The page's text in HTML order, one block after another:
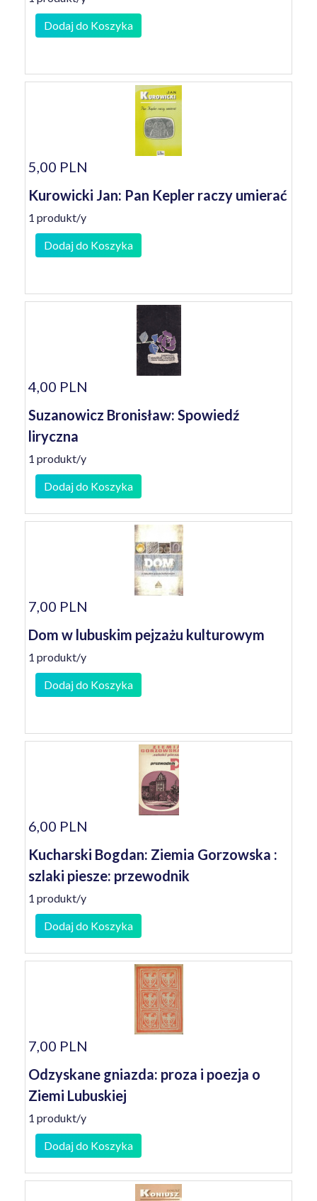
Dodaj do Koszyka
5,00 PLN
Kurowicki Jan: Pan Kepler raczy umierać
1 produkt/y
Dodaj do Koszyka
4,00 PLN
Suzanowicz Bronisław: Spowiedź
liryczna
1 produkt/y
Dodaj do Koszyka
7,00 PLN
Dom w lubuskim pejzażu kulturowym
1 produkt/y
Dodaj do Koszyka
6,00 PLN
Kucharski Bogdan: Ziemia Gorzowska :
szlaki piesze: przewodnik
1 produkt/y
Dodaj do Koszyka
7,00 PLN
Odzyskane gniazda: proza i poezja o
Ziemi Lubuskiej
1 produkt/y
Dodaj do Koszyka